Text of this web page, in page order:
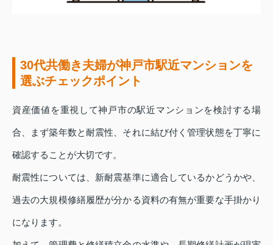
30代共働き夫婦が神戸市駅近マンションを
選ぶチェックポイント
資産価値を重視して神戸市の駅近マンションを検討する場
合、まず築年数と耐震性、それに結び付く管理状態を丁寧に
確認することが大切です。
耐震性については、新耐震基準に適合しているかどうかや、
過去の大規模修繕履歴が分かる資料の有無が重要な手掛かり
になります。